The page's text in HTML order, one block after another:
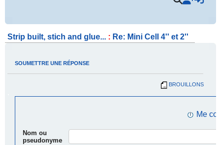
Strip built, stich and glue... : Re: Mini Cell 4'' et 2''
SOUMETTRE UNE RÉPONSE
BROUILLONS
Me
Nom ou
pseudonyme